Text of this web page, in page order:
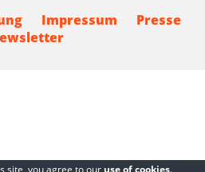
Impressum
Presse
site, you agree to our use of cookies.